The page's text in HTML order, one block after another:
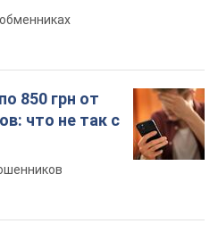
850 грн от
что не так с